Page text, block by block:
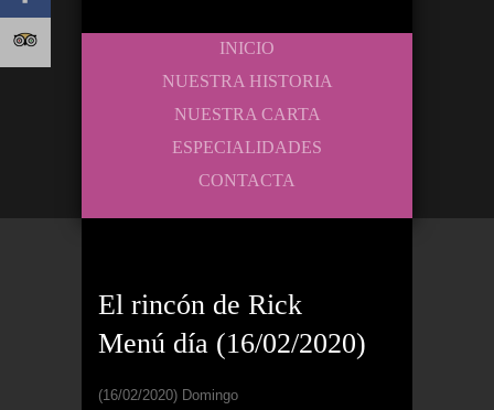
INICIO
NUESTRA HISTORIA
NUESTRA CARTA
ESPECIALIDADES
CONTACTA
El rincón de Rick
Menú día (16/02/2020)
(16/02/2020) Domingo